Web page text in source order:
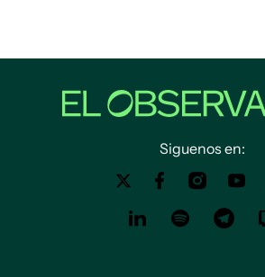
Siguenos en: